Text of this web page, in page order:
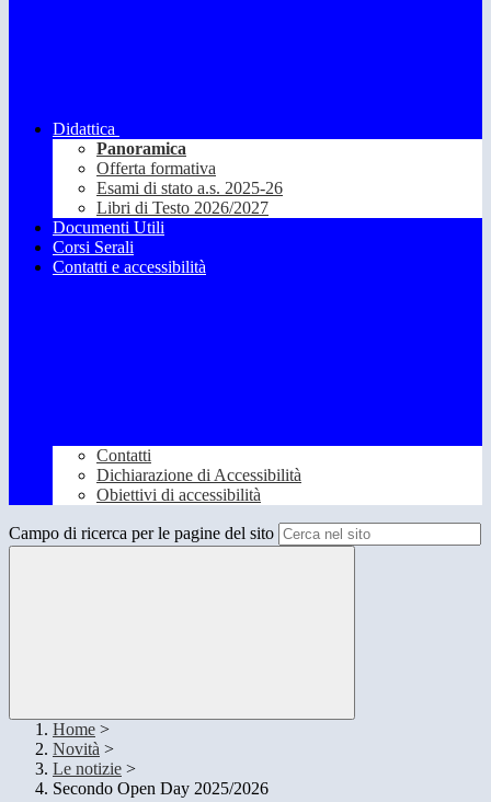
Didattica
Panoramica
Offerta formativa
Esami di stato a.s. 2025-26
Libri di Testo 2026/2027
Documenti Utili
Corsi Serali
Contatti e accessibilità
Contatti
Dichiarazione di Accessibilità
Obiettivi di accessibilità
Campo di ricerca per le pagine del sito
Home >
Novità >
Le notizie >
Secondo Open Day 2025/2026